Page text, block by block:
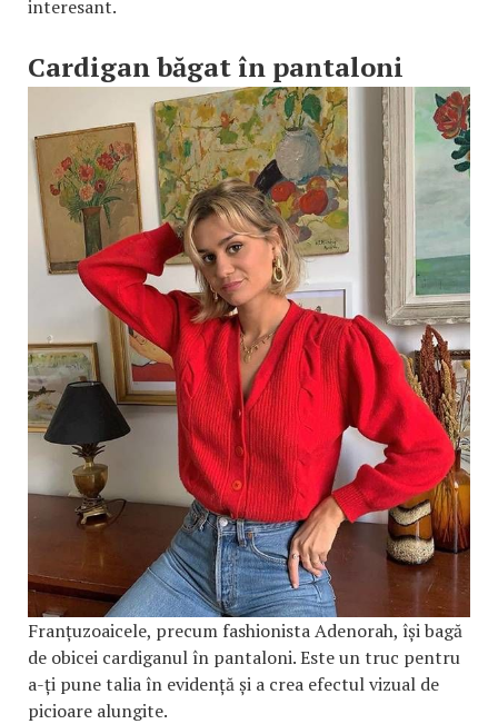
interesant.
Cardigan băgat în pantaloni
Franțuzoaicele, precum fashionista Adenorah, își bagă
de obicei cardiganul în pantaloni. Este un truc pentru
a-ți pune talia în evidență și a crea efectul vizual de
picioare alungite.